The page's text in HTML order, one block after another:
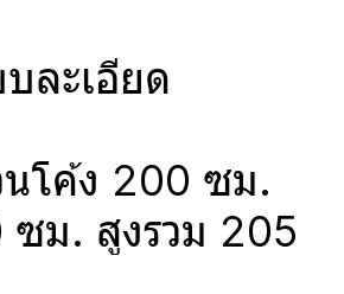
ละเอียด
โค้ง 200 ซม.
ซม. สูงรวม 205